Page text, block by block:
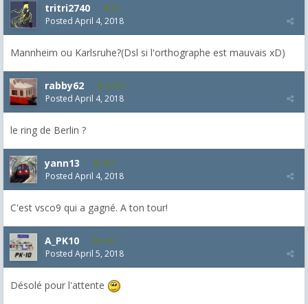
tritri2740 87
Posted April 4, 2018
Mannheim ou Karlsruhe?(Dsl si l'orthographe est mauvais xD)
rabby62 8,454
Posted April 4, 2018
le ring de Berlin ?
yann13 950
Posted April 4, 2018
C'est vsco9 qui a gagné. A ton tour!
A_PK10 509
Posted April 5, 2018
Désolé pour l'attente